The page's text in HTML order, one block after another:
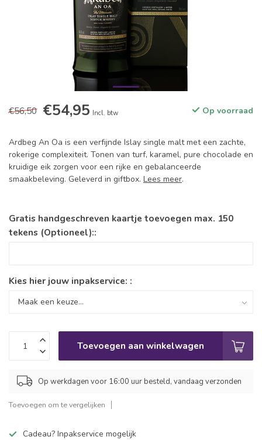
€56,50 €54,95 Incl. btw Op voorraad
Ardbeg An Oa is een verfijnde Islay single malt met een zachte,
rokerige complexiteit. Tonen van turf, karamel, pure chocolade en
kruidige eik zorgen voor een rijke en gebalanceerde
smaakbeleving. Geleverd in giftbox. Lees meer.
Gratis handgeschreven kaartje toevoegen max. 150
tekens (Optioneel)::
Kies hier jouw inpakservice: :
Toevoegen aan winkelwagen
Op werkdagen voor 16:00 uur besteld, vandaag verzonden
Toevoegen om te vergelijken
Cadeau? Inpakservice mogelijk